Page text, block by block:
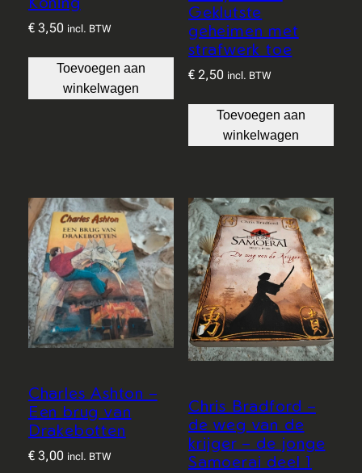
€3,50 incl. BTW
Toevoegen aan
winkelwagen
Geklutste
geheimen met
strafwerk toe
€ 2,50 incl. BTW
Toevoegen aan
winkelwagen
Charles Ashton –
Een brug van
Drakebotten
€3,00 incl. BTW
Chris Bradford –
de weg van de
krijger – de jonge
Samoerai deel 1